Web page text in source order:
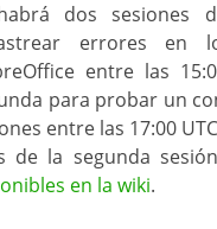
dos sesiones
errores en
entre las
para probar un
entre las 17:00
de la segunda
en la wiki.